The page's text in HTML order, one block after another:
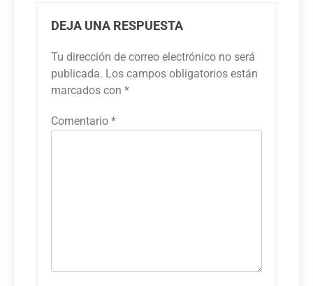
DEJA UNA RESPUESTA
Tu dirección de correo electrónico no será
publicada. Los campos obligatorios están
marcados con *
Comentario *